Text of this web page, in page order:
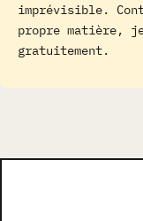
imprévisible.
propre matière,
gratuitement.